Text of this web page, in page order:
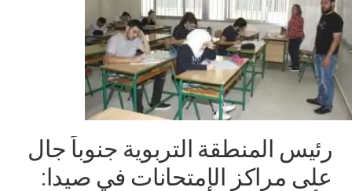
رئيس المنطقة التربوية جنوباً جال
على مراكز الإمتحانات في صيدا: